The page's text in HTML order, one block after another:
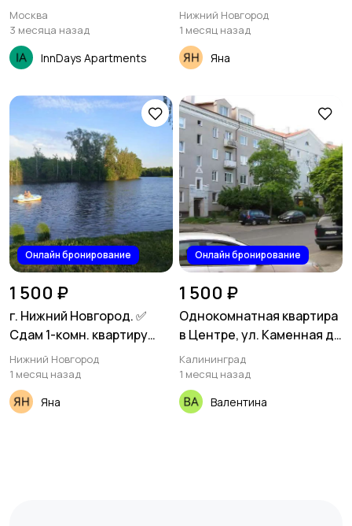
5с1
Москва
3 месяца назад
InnDays Apartments
набережная, ЖК Седьмое
небо
Нижний Новгород
1 месяц назад
Яна
Онлайн бронирование
1 500 ₽
г. Нижний Новгород. ✅
Сдам 1-комн. квартиру
свободной планировки,,
Сормовский район, ул
Коммуны / Федосеенко
Нижний Новгород
1 месяц назад
Яна
Онлайн бронирование
1 500 ₽
Однокомнатная квартира
в Центре, ул. Каменная д.
1
Калининград
1 месяц назад
Валентина